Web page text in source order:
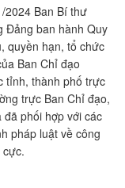
2024 Ban Bí thư
Đảng ban hành Quy
quyền hạn, tổ chức
Ban Chỉ đạo
tỉnh, thành phố trực
trực Ban Chỉ đạo,
phối hợp với các
pháp luật về công